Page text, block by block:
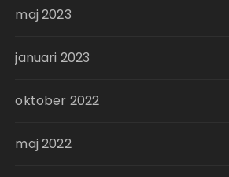
maj 2023
januari 2023
oktober 2022
maj 2022